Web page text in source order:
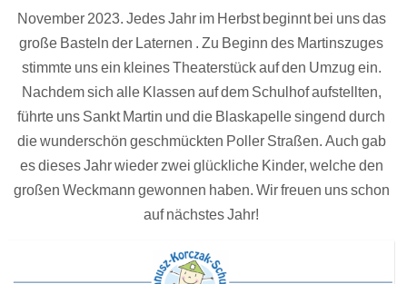
November 2023. Jedes Jahr im Herbst beginnt bei uns das
große Basteln der Laternen . Zu Beginn des Martinszuges
stimmte uns ein kleines Theaterstück auf den Umzug ein.
Nachdem sich alle Klassen auf dem Schulhof aufstellten,
führte uns Sankt Martin und die Blaskapelle singend durch
die wunderschön geschmückten Poller Straßen. Auch gab
es dieses Jahr wieder zwei glückliche Kinder, welche den
großen Weckmann gewonnen haben. Wir freuen uns schon
auf nächstes Jahr!